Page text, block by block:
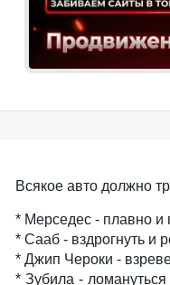
Всякое авто должно
* Мерседес - плавно и
* Сааб - вздрогнуть и
* Джип Чероки -
* Зубила -